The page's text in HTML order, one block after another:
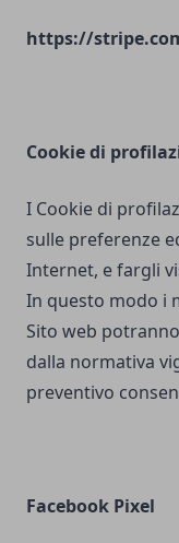
https://
Cookie di
I Cookie di
sulle preferenze
Internet, e fargli
In questo modo i
Sito web
dalla normativa
preventivo
Facebook Pixel